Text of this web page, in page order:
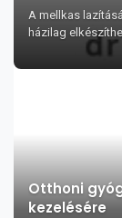
A mellkas
házilag
Otthoni
kezelésére